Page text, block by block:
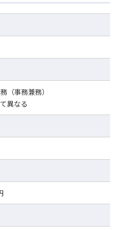
（事務兼務）
異なる